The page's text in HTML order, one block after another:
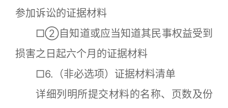
参加诉讼的证据材料
□②自知道或应当知道其民事权益受到
损害之日起六个月的证据材料
□6.（非必选项）证据材料清单
详细列明所提交材料的名称、页数及份